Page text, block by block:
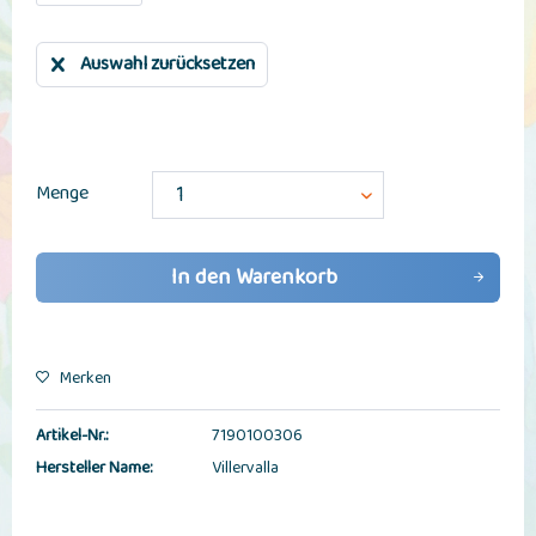
Auswahl zurücksetzen
Menge
In den Warenkorb
Merken
Artikel-Nr.:
7190100306
Hersteller Name:
Villervalla